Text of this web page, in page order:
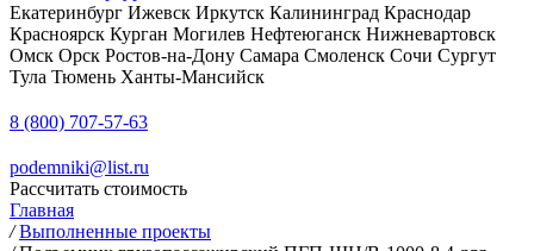
Екатеринбург Ижевск Иркутск Калининград Краснодар
Красноярск Курган Могилев Нефтеюганск Нижневартовск
Омск Орск Ростов-на-Дону Самара Смоленск Сочи Сургут
Тула Тюмень Ханты-Мансийск
8 (800) 707-57-63
podemniki@list.ru
Рассчитать стоимость
Главная
/ Выполненные проекты